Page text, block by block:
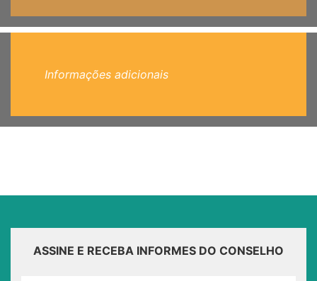
Informações adicionais
ASSINE E RECEBA INFORMES DO CONSELHO